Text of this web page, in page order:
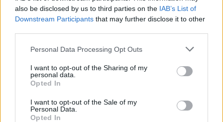
also be disclosed by us to third parties on the IAB’s List of
Downstream Participants that may further disclose it to other
Personal Data Processing Opt Outs
I want to opt-out of the Sharing of my
personal data.
Opted In
I want to opt-out of the Sale of my
Personal Data.
Opted In
Μπισμπίκη: Το παρασκήνιο και το χρονικό της
Βανδή- Μπισμπίκης: Επιστρέφουν από τη
Ρώμη- Οι νέες φωτογραφίες και το βίντεο από
το αεροδρόμιο
H σιγή της Δέσποινας Βανδή στο Instagram
και το σχόλιο για το ταξίδι στη Ρώμη με τον